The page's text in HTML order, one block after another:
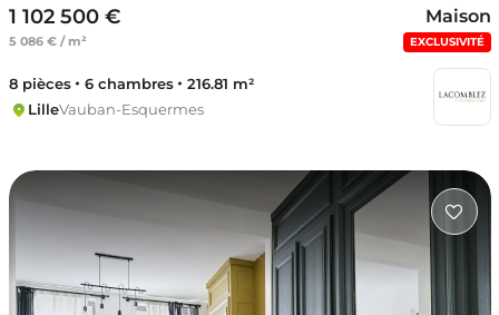
1 102 500 €
5 086 € / m²
Maison
EXCLUSIVITÉ
8 pièces 6 chambres
216.81 m²
LilleVauban-Esquermes